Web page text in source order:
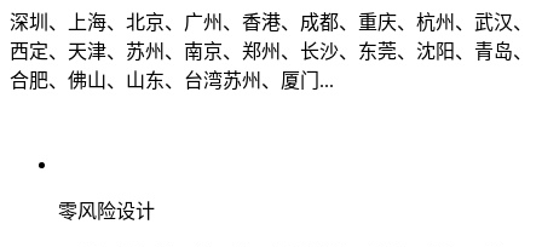
深圳、上海、北京、广州、香港、成都、重庆、杭州、武汉、
西定、天津、苏州、南京、郑州、长沙、东莞、沈阳、青岛、
合肥、佛山、山东、台湾苏州、厦门...
零风险设计